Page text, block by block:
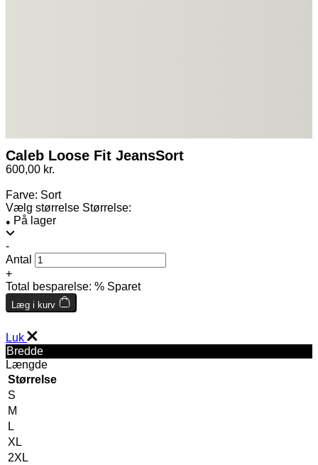
Caleb Loose Fit JeansSort
600,00 kr.
Farve: Sort
Vælg størrelse Størrelse:
● På lager
-
Antal
+
Total besparelse: % Sparet
Læg i kurv
Luk
Bredde
Længde
Størrelse
S
M
L
XL
2XL